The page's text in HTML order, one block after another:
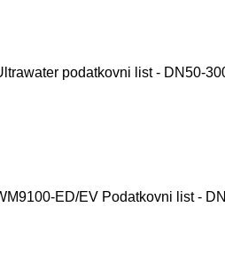
podatkovni list - DN50-
ED/EV Podatkovni list -